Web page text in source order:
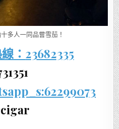
多人一同品嘗雪茄！
： 23682335
:62299073